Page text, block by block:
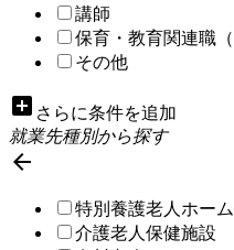
講師
保育・教育関連職
その他
add_box さらに条件を追加
就業先種別から探す

特別養護老人ホーム
介護老人保健施設